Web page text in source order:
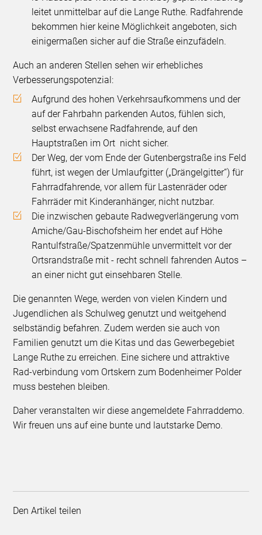
leitet unmittelbar auf die Lange Ruthe. Radfahrende
bekommen hier keine Möglichkeit angeboten, sich
einigermaßen sicher auf die Straße einzufädeln.
Auch an anderen Stellen sehen wir erhebliches
Verbesserungspotenzial:
Aufgrund des hohen Verkehrsaufkommens und der
auf der Fahrbahn parkenden Autos, fühlen sich,
selbst erwachsene Radfahrende, auf den
Hauptstraßen im Ort nicht sicher.
Der Weg, der vom Ende der Gutenbergstraße ins Feld
führt, ist wegen der Umlaufgitter („Drängelgitter“) für
Fahrradfahrende, vor allem für Lastenräder oder
Fahrräder mit Kinderanhänger, nicht nutzbar.
Die inzwischen gebaute Radwegverlängerung vom
Amiche/Gau-Bischofsheim her endet auf Höhe
Rantulfstraße/Spatzenmühle unvermittelt vor der
Ortsrandstraße mit - recht schnell fahrenden Autos –
an einer nicht gut einsehbaren Stelle.
Die genannten Wege, werden von vielen Kindern und
Jugendlichen als Schulweg genutzt und weitgehend
selbständig befahren. Zudem werden sie auch von
Familien genutzt um die Kitas und das Gewerbegebiet
Lange Ruthe zu erreichen. Eine sichere und attraktive
Rad-verbindung vom Ortskern zum Bodenheimer Polder
muss bestehen bleiben.
Daher veranstalten wir diese angemeldete Fahrraddemo.
Wir freuen uns auf eine bunte und lautstarke Demo.
Den Artikel teilen